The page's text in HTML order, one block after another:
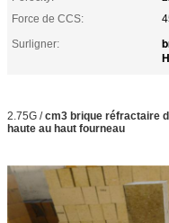
Force de CCS:
Surligner:
2.75G /cm3 brique réfractaire
haute au haut fourneau